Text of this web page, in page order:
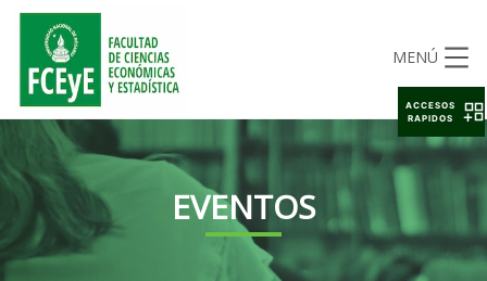
MENÚ
EVENTOS
ACCESOS
RAPIDOS